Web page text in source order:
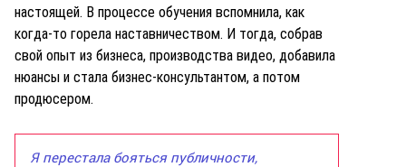
настоящей. В процессе обучения вспомнила, как
когда-то горела наставничеством. И тогда, собрав
свой опыт из бизнеса, производства видео, добавила
нюансы и стала бизнес-консультантом, а потом
продюсером.
Я перестала бояться публичности,